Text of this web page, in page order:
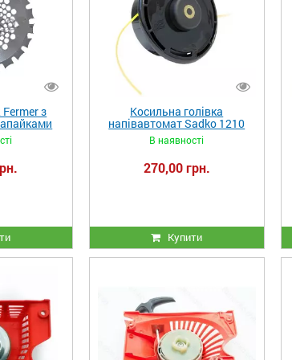
з Косильна голівка
напівавтомат Sadko 1210
В наявності
270,00 грн.
Купити